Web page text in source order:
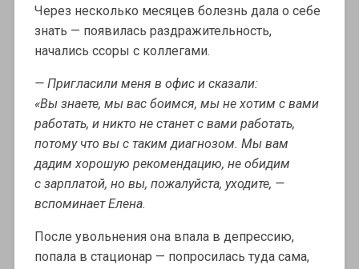
Через несколько месяцев болезнь дала о себе
знать — появилась раздражительность,
начались ссоры с коллегами.
— Пригласили меня в офис и сказали:
«Вы знаете, мы вас боимся, мы не хотим с вами
работать, и никто не станет с вами работать,
потому что вы с таким диагнозом. Мы вам
дадим хорошую рекомендацию, не обидим
с зарплатой, но вы, пожалуйста, уходите, —
вспоминает Елена.
После увольнения она впала в депрессию,
попала в стационар — попросилась туда сама,